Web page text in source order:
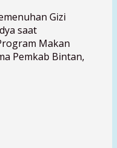
Gizi
saat
Makan
Pemkab Bintan,